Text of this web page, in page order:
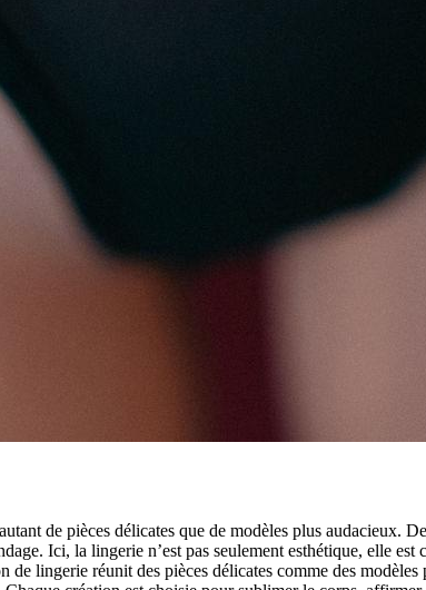
de pièces délicates que de modèles plus audacieux.
Ici, la lingerie n’est pas seulement esthétique, elle
de lingerie réunit des pièces délicates comme des